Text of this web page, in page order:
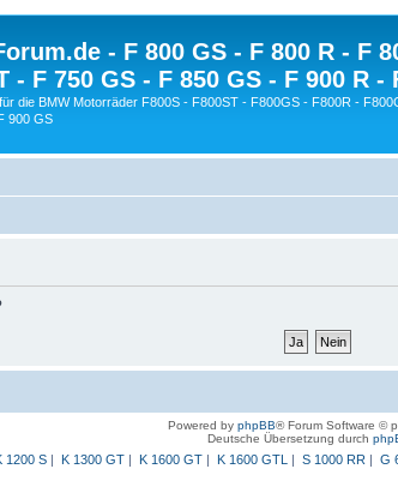
- F 800 GS - F 800 R - F
- F 750 GS - F 850 GS - F 900 R -
die BMW Motorräder F800S - F800ST - F800GS - F800R -
900 GS
Powered by phpBB® Forum Software ©
Deutsche Übersetzung durch
1200 S| K 1300 GT| K 1600 GT| K 1600 GTL | S 1000 RR | G